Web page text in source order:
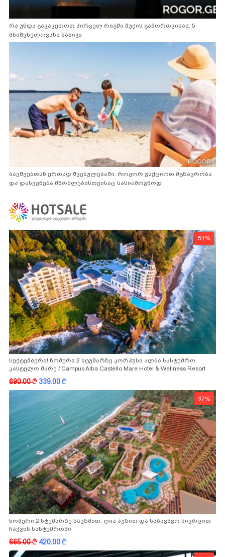
რა უნდა გავაკეთოთ პირველ რიგში შუქის გამორთვისას: 5
მნიშვნელოვანი ნაბიჯი
ბავშვებთან ერთად შვებულებაში: როგორ ვაქციოთ მგზავრობა
და დასვენება მშობლებისთვისაც სასიამოვნოდ
51%
სექტემბერი! ნომერი 2 სტუმარზე კორპუსი ალბა სასტუმრო
კასტელო მარე / Campus Alba Castello Mare Hotel & Wellness Resort
690.00k 339.00k
37%
ნომერი 2 სტუმარზე საუზმით, ღია აუზით და საბავშვო სივრცით
ჩაქვის სასტუმროში
665.00k 420.00k